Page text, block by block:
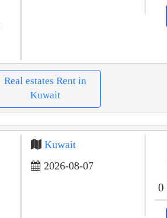
Real estates Rent in
Kuwait
Kuwait
2026-08-07
0